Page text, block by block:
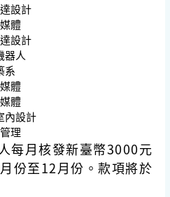
設計
體
設計
器人
系
體
體
內設計
理
每月核發新臺幣3000元
份至12月份。款項將於